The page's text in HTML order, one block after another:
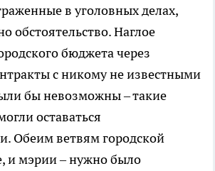
в уголовных делах,
обстоятельство. Наглое
бюджета через
с никому не известными
бы невозможны – такие
оставаться
Обеим ветвям городской
и мэрии – нужно было